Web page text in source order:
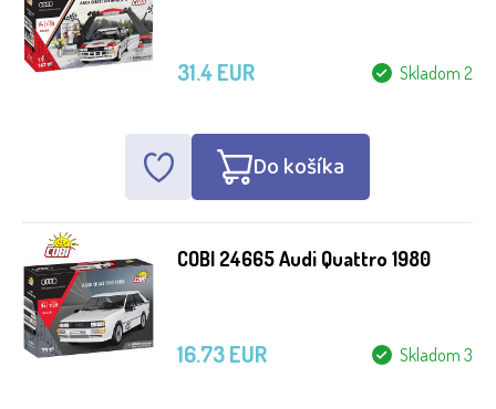
Skladom 2
31.4 EUR
Do košíka
COBI 24665 Audi Quattro 1980
Skladom 3
16.73 EUR